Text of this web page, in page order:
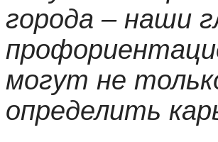
города – наши
могут не
определить